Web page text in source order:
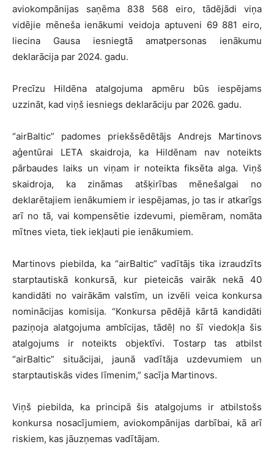
aviokompānijas saņēma 838 568 eiro, tādējādi viņa
vidējie mēneša ienākumi veidoja aptuveni 69 881 eiro,
liecina Gausa iesniegtā amatpersonas ienākumu
deklarācija par 2024. gadu.
Precīzu Hildēna atalgojuma apmēru būs iespējams
uzzināt, kad viņš iesniegs deklarāciju par 2026. gadu.
“airBaltic” padomes priekšsēdētājs Andrejs Martinovs
aģentūrai LETA skaidroja, ka Hildēnam nav noteikts
pārbaudes laiks un viņam ir noteikta fiksēta alga. Viņš
skaidroja, ka zināmas atšķirības mēnešalgai no
deklarētajiem ienākumiem ir iespējamas, jo tas ir atkarīgs
arī no tā, vai kompensētie izdevumi, piemēram, nomāta
mītnes vieta, tiek iekļauti pie ienākumiem.
Martinovs piebilda, ka “airBaltic” vadītājs tika izraudzīts
starptautiskā konkursā, kur pieteicās vairāk nekā 40
kandidāti no vairākām valstīm, un izvēli veica konkursa
nominācijas komisija. “Konkursa pēdējā kārtā kandidāti
paziņoja alatgojuma ambīcijas, tādēļ no šī viedokļa šis
atalgojums ir noteikts objektīvi. Tostarp tas atbilst
“airBaltic” situācijai, jaunā vadītāja uzdevumiem un
starptautiskās vides līmenim,” sacīja Martinovs.
Viņš piebilda, ka principā šis atalgojums ir atbilstošs
konkursa nosacījumiem, aviokompānijas darbībai, kā arī
riskiem, kas jāuzņemas vadītājam.